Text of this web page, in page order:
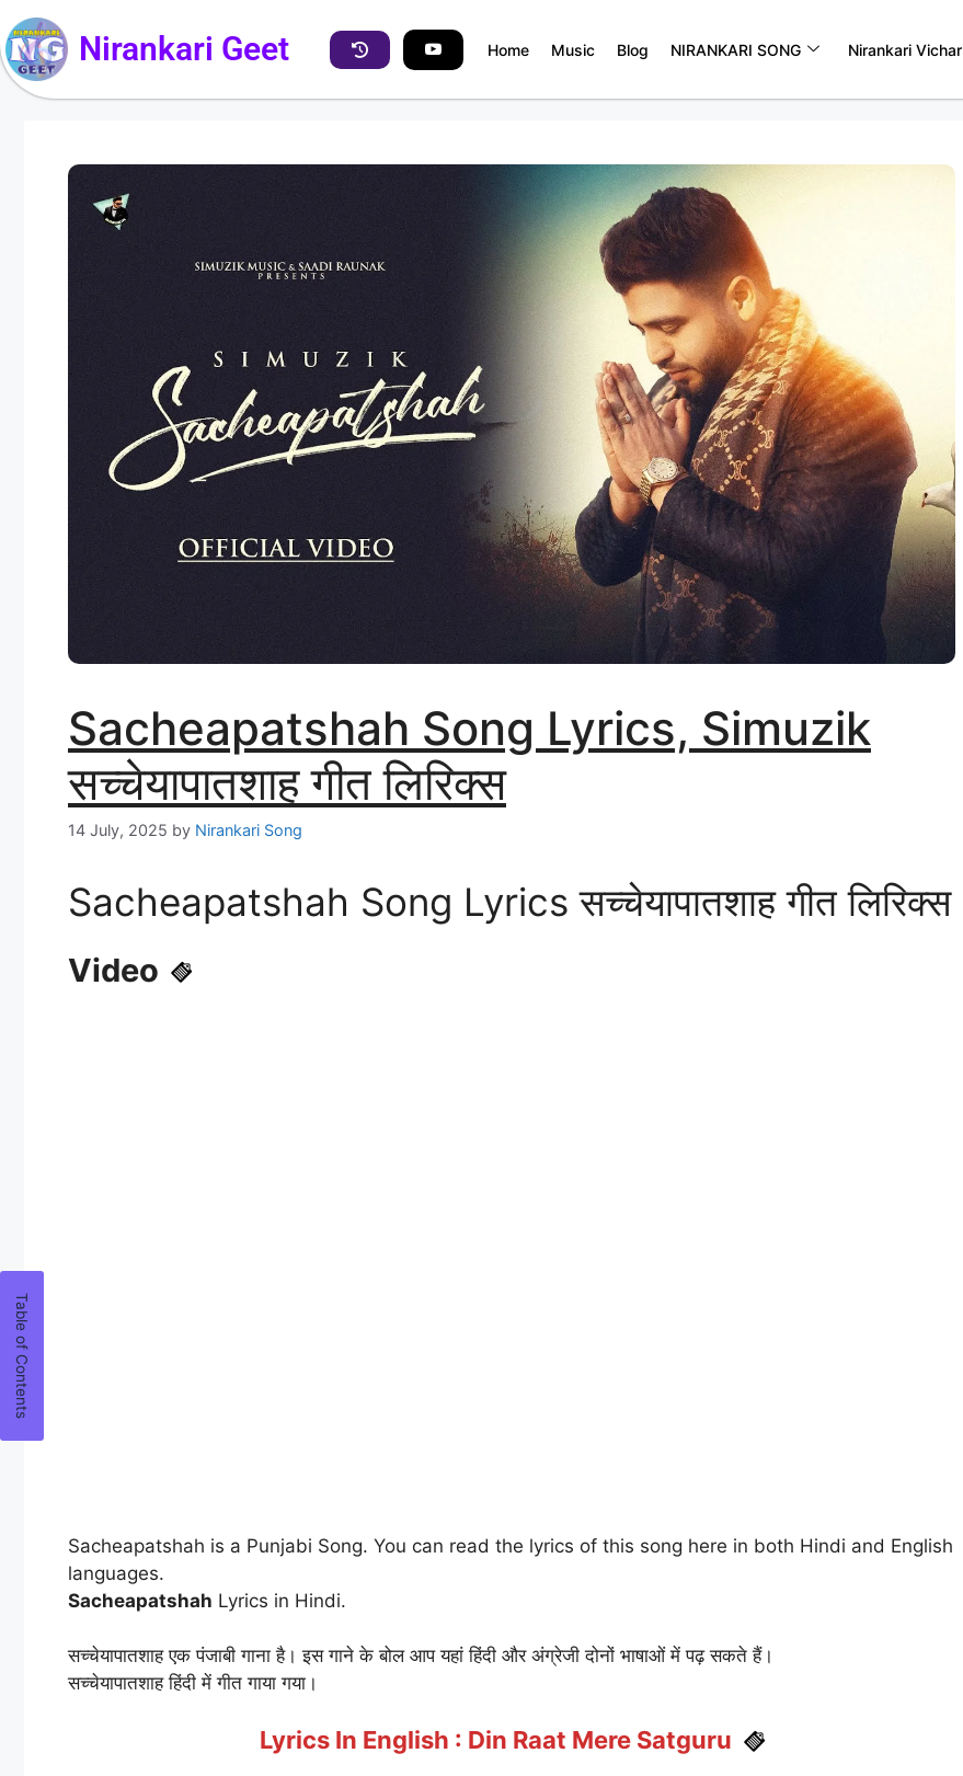
Nirankari Geet Home Music Blog NIRANKARI SONG Nirankari Vichar
Sacheapatshah Song Lyrics, Simuzik
सच्चेयापातशाह गीत लिरिक्स
14 July, 2025 by Nirankari Song
Sacheapatshah Song Lyrics सच्चेयापातशाह गीत लिरिक्स
Video
Sacheapatshah is a Punjabi Song. You can read the lyrics of this song here in both Hindi and English
languages.
Sacheapatshah Lyrics in Hindi.
सच्चेयापातशाह एक पंजाबी गाना है। इस गाने के बोल आप यहां हिंदी और अंग्रेजी दोनों भाषाओं में पढ़ सकते हैं।
सच्चेयापातशाह हिंदी में गीत गाया गया।
Lyrics In English : Din Raat Mere Satguru